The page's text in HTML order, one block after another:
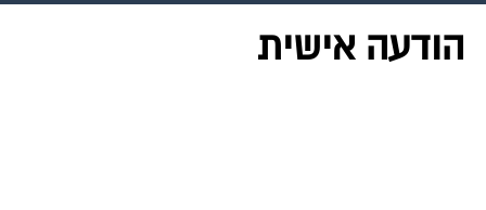
הודעה אישית